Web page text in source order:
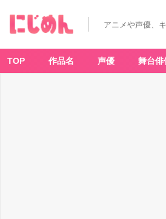
アニメや声優、
TOP 作品名 声優 舞台俳